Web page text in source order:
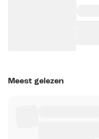
Meest gelezen